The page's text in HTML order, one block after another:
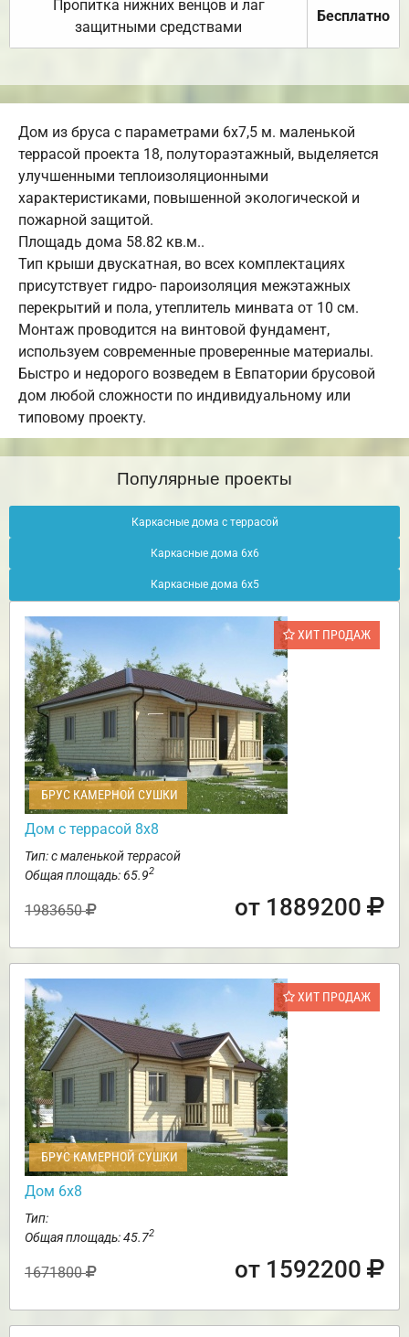
Пропитка нижних венцов и лаг
защитными средствами
Бесплатно
Дом из бруса с параметрами 6х7,5 м. маленькой
террасой проекта 18, полутораэтажный, выделяется
улучшенными теплоизоляционными
характеристиками, повышенной экологической и
пожарной защитой.
Площадь дома 58.82 кв.м..
Тип крыши двускатная, во всех комплектациях
присутствует гидро- пароизоляция межэтажных
перекрытий и пола, утеплитель минвата от 10 см.
Монтаж проводится на винтовой фундамент,
используем современные проверенные материалы.
Быстро и недорого возведем в Евпатории брусовой
дом любой сложности по индивидуальному или
типовому проекту.
Популярные проекты
Каркасные дома с террасой
Каркасные дома 6х6
Каркасные дома 6х5
ХИТ ПРОДАЖ
БРУС КАМЕРНОЙ СУШКИ
Дом с террасой 8х8
Тип: с маленькой террасой
Общая площадь: 65.92
1983650 от 1889200
ХИТ ПРОДАЖ
БРУС КАМЕРНОЙ СУШКИ
Дом 6х8
Тип:
Общая площадь: 45.72
1671800 от 1592200